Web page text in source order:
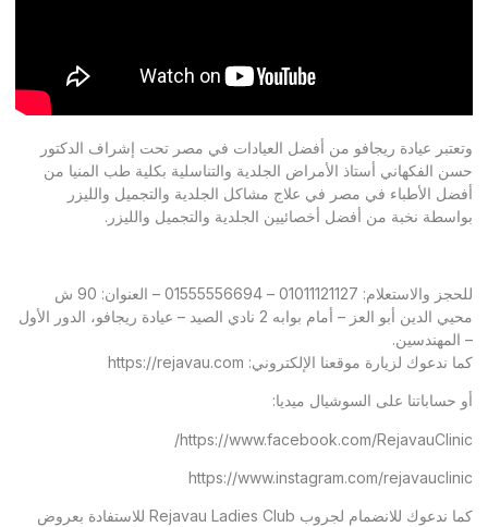
وتعتبر عيادة ريجافو من أفضل العيادات في مصر تحت إشراف الدكتور
حسن الفكهاني أستاذ الأمراض الجلدية والتناسلية بكلية طب المنيا من
أفضل الأطباء في مصر في علاج مشاكل الجلدية والتجميل والليزر
بواسطة نخبة من أفضل أخصائيين الجلدية والتجميل والليزر.
للحجز والاستعلام: 01011121127 – 01555556694 – العنوان: 90 ش
محيي الدين أبو العز – أمام بوابه 2 نادي الصيد – عيادة ريجافو، الدور الأول
– المهندسين.
كما ندعوك لزيارة موقعنا الإلكتروني: https://rejavau.com
أو حساباتنا على السوشيال ميديا:
https://www.facebook.com/RejavauClinic/
https://www.instagram.com/rejavauclinic
كما ندعوك للانضمام لجروب Rejavau Ladies Club للاستفادة بعروض